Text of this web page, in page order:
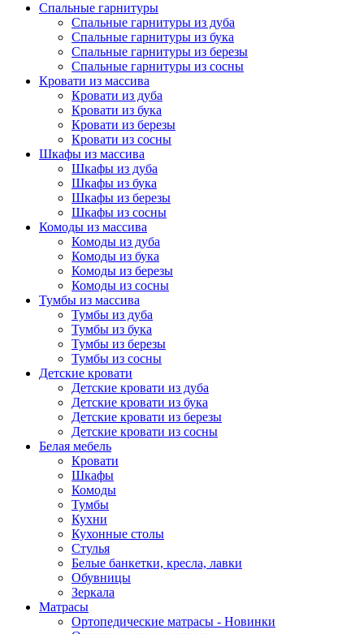
Спальные гарнитуры
Спальные гарнитуры из дуба
Спальные гарнитуры из бука
Спальные гарнитуры из березы
Спальные гарнитуры из сосны
Кровати из массива
Кровати из дуба
Кровати из бука
Кровати из березы
Кровати из сосны
Шкафы из массива
Шкафы из дуба
Шкафы из бука
Шкафы из березы
Шкафы из сосны
Комоды из массива
Комоды из дуба
Комоды из бука
Комоды из березы
Комоды из сосны
Тумбы из массива
Тумбы из дуба
Тумбы из бука
Тумбы из березы
Тумбы из сосны
Детские кровати
Детские кровати из дуба
Детские кровати из бука
Детские кровати из березы
Детские кровати из сосны
Белая мебель
Кровати
Шкафы
Комоды
Тумбы
Кухни
Кухонные столы
Стулья
Белые банкетки, кресла, лавки
Обувницы
Зеркала
Матрасы
Ортопедические матрасы - Новинки